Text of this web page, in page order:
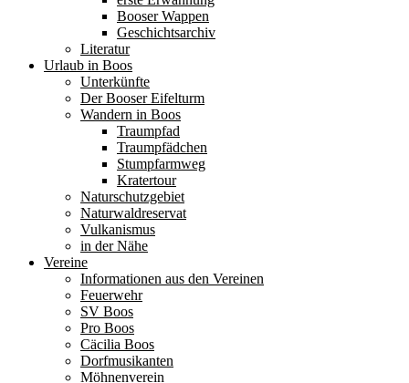
Booser Wappen
Geschichtsarchiv
Literatur
Urlaub in Boos
Unterkünfte
Der Booser Eifelturm
Wandern in Boos
Traumpfad
Traumpfädchen
Stumpfarmweg
Kratertour
Naturschutzgebiet
Naturwaldreservat
Vulkanismus
in der Nähe
Vereine
Informationen aus den Vereinen
Feuerwehr
SV Boos
Pro Boos
Cäcilia Boos
Dorfmusikanten
Möhnenverein